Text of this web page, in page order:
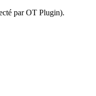
par OT Plugin).